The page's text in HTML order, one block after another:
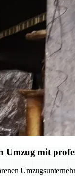
Umzug mit